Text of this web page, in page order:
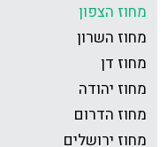
מחוז הצפון
מחוז השרון
מחוז דן
מחוז יהודה
מחוז הדרום
מחוז ירושלים